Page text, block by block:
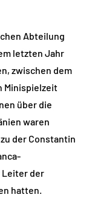
Abteilung
letzten Jahr
zwischen dem
Minispielzeit
über die
waren
der Constantin
Leiter der
hatten.